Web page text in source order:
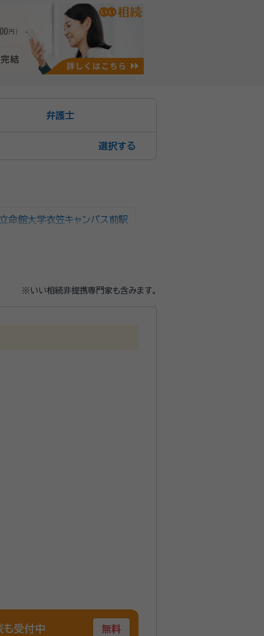
弁護士
選択
命館大学衣笠キャンパス前駅
※いい相続非提携専門家も含みます。
受付中 無料